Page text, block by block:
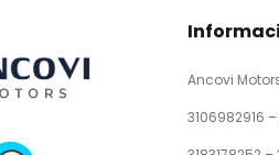
Ancovi
3106982916